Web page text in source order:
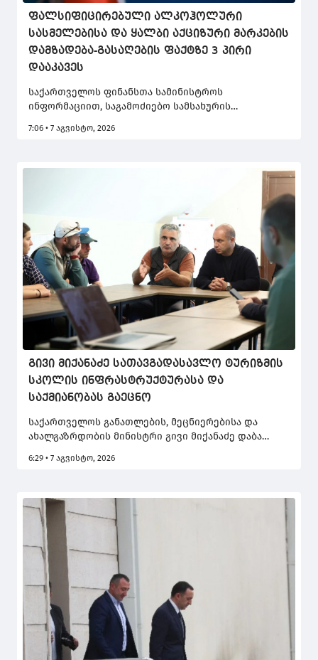
ფალსიფიცირებული ალკოჰოლური
სასმელებისა და ყალბი აქციზური მარკების
დამზადება-გასაღების ფაქტზე 3 პირი
დააკავეს
საქართველოს ფინანსთა სამინისტროს
ინფორმაციით, საგამოძიებო სამსახურის
სასმელების ფალსიფიკაციისა და ყალბი აქციზური
7:06 • 7 აგვისტო, 2026
გივი მიქანაძე სათავგადასავლო ტურიზმის
სკოლის ინფრასტრუქტურასა და
საქმიანობას გაეცნო
საქართველოს განათლების, მეცნიერებისა და
ახალგაზრდობის მინისტრი გივი მიქანაძე დაბა
ეწვია.
6:29 • 7 აგვისტო, 2026